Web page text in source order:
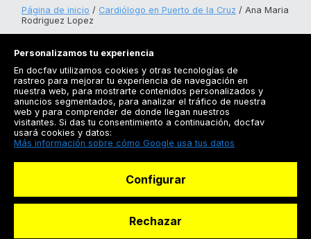
Página de inicio Cardiólogo en Puerto de la Cruz
Ana Maria
Rodriguez Lopez
Registrarse
Docfav
Personalizamos tu experiencia
En docfav utilizamos cookies y otras tecnologías de
rastreo para mejorar tu experiencia de navegación en
nuestra web, para mostrarte contenidos personalizados y
anuncios segmentados, para analizar el tráfico de nuestra
web y para comprender de donde llegan nuestros
visitantes. Si das tu consentimiento a continuación, docfav
usará cookies y datos:
Más información sobre cómo Google usa tus datos
Configurar
Rechazar